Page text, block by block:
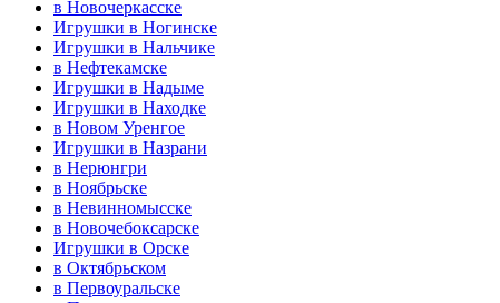
в Новочеркасске
Игрушки в Ногинске
Игрушки в Нальчике
в Нефтекамске
Игрушки в Надыме
Игрушки в Находке
в Новом Уренгое
Игрушки в Назрани
в Нерюнгри
в Ноябрьске
в Невинномысске
в Новочебоксарске
Игрушки в Орске
в Октябрьском
в Первоуральске